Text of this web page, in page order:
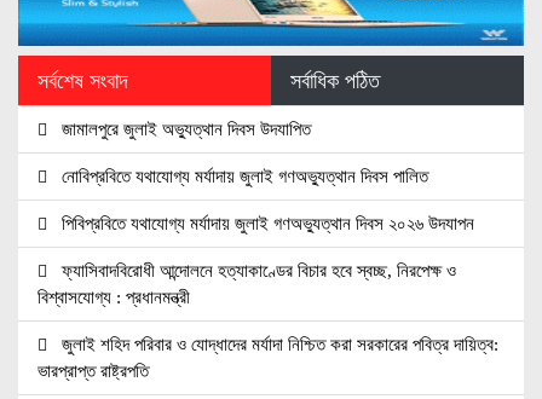
সর্বশেষ সংবাদ সর্বাধিক পঠিত
জামালপুরে জুলাই অভ্যুত্থান দিবস উদযাপিত
নোবিপ্রবিতে যথাযোগ্য মর্যাদায় জুলাই গণঅভ্যুত্থান দিবস পালিত
পিবিপ্রবিতে যথাযোগ্য মর্যাদায় জুলাই গণঅভ্যুত্থান দিবস ২০২৬ উদযাপন
ফ্যাসিবাদবিরোধী আন্দোলনে হত্যাকাণ্ডের বিচার হবে স্বচ্ছ, নিরপেক্ষ ও
বিশ্বাসযোগ্য : প্রধানমন্ত্রী
জুলাই শহিদ পরিবার ও যোদ্ধাদের মর্যাদা নিশ্চিত করা সরকারের পবিত্র দায়িত্ব:
ভারপ্রাপ্ত রাষ্ট্রপতি